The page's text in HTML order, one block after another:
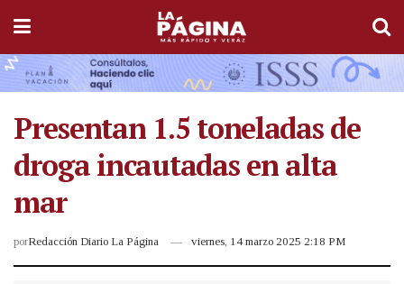
Presentan 1.5 toneladas de
droga incautadas en alta
mar
porRedacción Diario La Página viernes, 14 marzo 2025 2:18 PM